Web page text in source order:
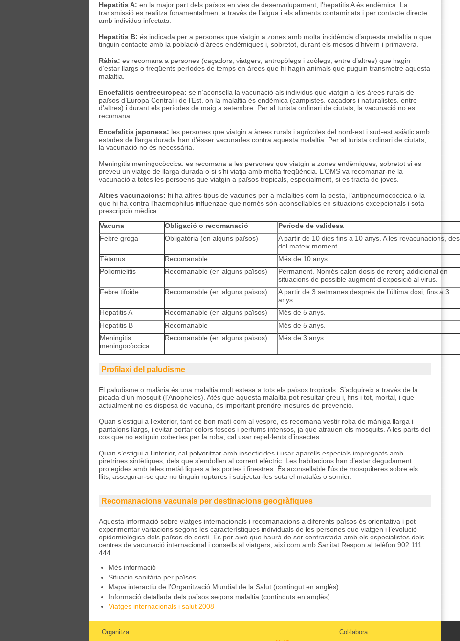
Hepatitis A: en la major part dels països en vies de desenvolupament, l’hepatitis A és endèmica. La
transmissió es realitza fonamentalment a través de l’aigua i els aliments contaminats i per contacte directe
amb individus infectats.
Hepatitis B: és indicada per a persones que viatgin a zones amb molta incidència d’aquesta malaltia o que
tinguin contacte amb la població d’àrees endèmiques i, sobretot, durant els mesos d’hivern i primavera.
Ràbia: es recomana a persones (caçadors, viatgers, antropòlegs i zoòlegs, entre d’altres) que hagin
d’estar llargs o freqüents períodes de temps en àrees que hi hagin animals que puguin transmetre aquesta
malaltia.
Encefalitis centreeuropea: se n’aconsella la vacunació als individus que viatgin a les àrees rurals de
països d’Europa Central i de l’Est, on la malaltia és endèmica (campistes, caçadors i naturalistes, entre
d’altres) i durant els períodes de maig a setembre. Per al turista ordinari de ciutats, la vacunació no es
recomana.
Encefalitis japonesa: les persones que viatgin a àrees rurals i agrícoles del nord-est i sud-est asiàtic amb
estades de llarga durada han d’ésser vacunades contra aquesta malaltia. Per al turista ordinari de ciutats,
la vacunació no és necessària.
Meningitis meningocòccica: es recomana a les persones que viatgin a zones endèmiques, sobretot si es
preveu un viatge de llarga durada o si s’hi viatja amb molta freqüència. L’OMS va recomanar-ne la
vacunació a totes les persoens que viatgin a països tropicals, especialment, si es tracta de joves.
Altres vacunacions: hi ha altres tipus de vacunes per a malalties com la pesta, l’antipneumocòccica o la
que hi ha contra l’haemophilus influenzae que només són aconsellables en situacions excepcionals i sota
prescripció mèdica.
Vacuna
Obligació o recomanació
Període de validesa
Febre groga
Obligatòria (en alguns països)
A partir de 10 dies fins a 10 anys. A les revacunacions, des
del mateix moment.
Tètanus
Recomanable
Més de 10 anys.
Poliomielitis
Recomanable (en alguns països)
Permanent. Només calen dosis de reforç addicional en
situacions de possible augment d’exposició al virus.
Febre tifoide
Recomanable (en alguns països)
A partir de 3 setmanes després de l’última dosi, fins a 3
anys.
Hepatitis A
Recomanable (en alguns països)
Més de 5 anys.
Hepatitis B
Recomanable
Més de 5 anys.
Meningitis
meningocòccica
Recomanable (en alguns països) Més de 3 anys.
Profilaxi del paludisme
El paludisme o malària és una malaltia molt estesa a tots els països tropicals. S’adquireix a través de la
picada d’un mosquit (l’Anopheles). Atès que aquesta malaltia pot resultar greu i, fins i tot, mortal, i que
actualment no es disposa de vacuna, és important prendre mesures de prevenció.
Quan s’estigui a l’exterior, tant de bon matí com al vespre, es recomana vestir roba de màniga llarga i
pantalons llargs, i evitar portar colors foscos i perfums intensos, ja que atrauen els mosquits. A les parts del
cos que no estiguin cobertes per la roba, cal usar repel·lents d’insectes.
Quan s’estigui a l’interior, cal polvoritzar amb insecticides i usar aparells especials impregnats amb
piretrines sintètiques, dels que s’endollen al corrent elèctric. Les habitacions han d’estar degudament
protegides amb teles metàl·liques a les portes i finestres. És aconsellable l’ús de mosquiteres sobre els
llits, assegurar-se que no tinguin ruptures i subjectar-les sota el matalàs o somier.
Recomanacions vacunals per destinacions geogràfiques
Aquesta informació sobre viatges internacionals i recomanacions a diferents països és orientativa i pot
experimentar variacions segons les característiques individuals de les persones que viatgen i l’evolució
epidemiològica dels països de destí. És per això que haurà de ser contrastada amb els especialistes dels
centres de vacunació internacional i consells al viatgers, així com amb Sanitat Respon al telèfon 902 111
444.
Més informació
Situació sanitària per països
Mapa interactiu de l’Organització Mundial de la Salut (contingut en anglès)
Informació detallada dels països segons malaltia (continguts en anglès)
Viatges internacionals i salut 2008
Organitza Col·labora